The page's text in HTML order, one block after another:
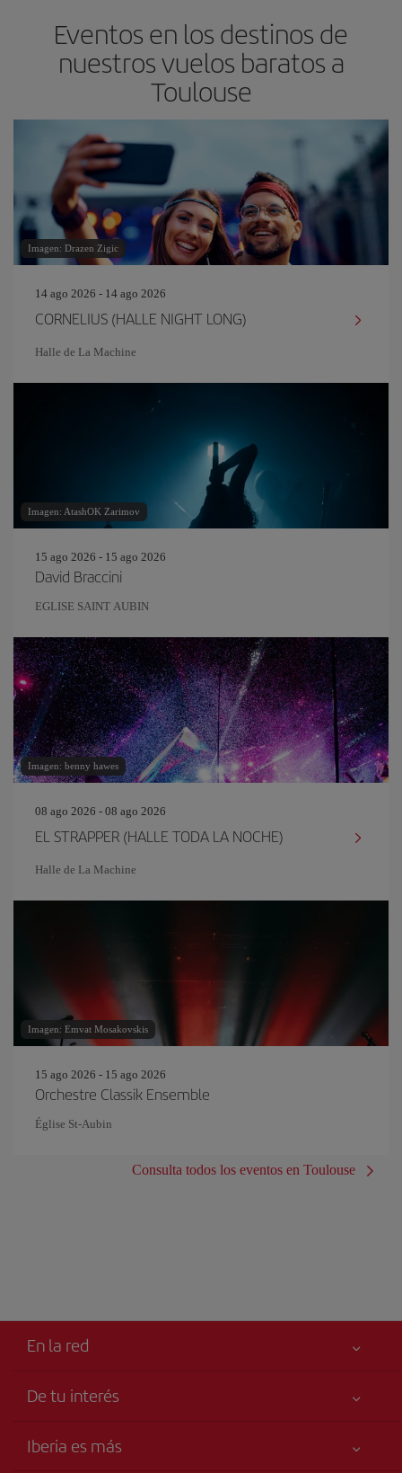
Eventos en los destinos de
nuestros vuelos baratos a
Toulouse
Imagen: Drazen Zigic
14 ago 2026 - 14 ago 2026
CORNELIUS (HALLE NIGHT LONG)
Halle de La Machine
Imagen: AtashOK Zarimov
15 ago 2026 - 15 ago 2026
David Braccini
EGLISE SAINT AUBIN
Imagen: benny hawes
08 ago 2026 - 08 ago 2026
EL STRAPPER (HALLE TODA LA NOCHE)
Halle de La Machine
Imagen: Emvat Mosakovskis
15 ago 2026 - 15 ago 2026
Orchestre Classik Ensemble
Église St-Aubin
Consulta todos los eventos en Toulouse
En la red
De tu interés
Accesibilidad
Iberia es más